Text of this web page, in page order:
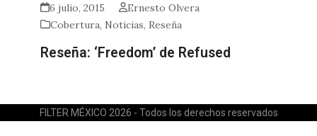
6 julio, 2015
Ernesto Olvera
Cobertura, Noticias,Reseña
Reseña: ‘Freedom’ de Refused
FILTER MÉXICO 2026 - Todos los derechos reservados